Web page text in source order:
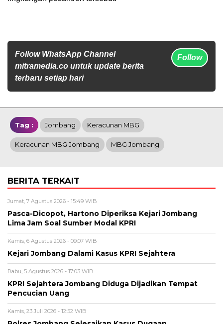
Follow WhatsApp Channel
mitramedia.co untuk update berita
terbaru setiap hari
Follow
Tag : Jombang Keracunan MBG
Keracunan MBG Jombang MBG Jombang
BERITA TERKAIT
Jumat, 7 Agustus 2026 - 15:49 WIB
Pasca-Dicopot, Hartono Diperiksa Kejari Jombang
Lima Jam Soal Sumber Modal KPRI
Kamis, 6 Agustus 2026 - 09:07 WIB
Kejari Jombang Dalami Kasus KPRI Sejahtera
Rabu, 5 Agustus 2026 - 17:03 WIB
KPRI Sejahtera Jombang Diduga Dijadikan Tempat
Pencucian Uang
Kamis, 23 Juli 2026 - 12:52 WIB